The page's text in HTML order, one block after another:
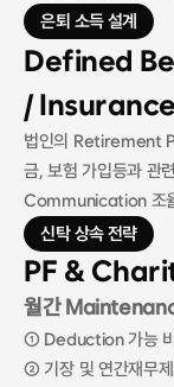
은퇴 소득 설계
Defined
/
법인의 Retirement
금, 보험 가입등과 관
Communication 조
신탁 상속 전략
PF &
월간
① Deduction 가능 비
② 기장 및 연간재무제